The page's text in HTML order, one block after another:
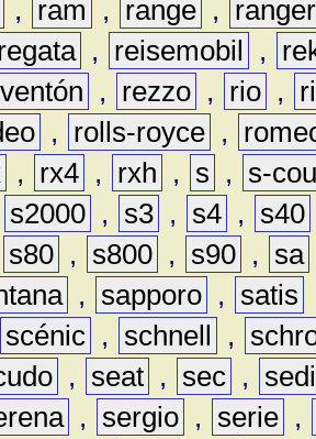
, ram , range ,
ranger
, reisemobil ,
, rezzo , rio ,
, rolls-royce ,
, rx4 , rxh , s ,
s-
s2000 , s3 , s4 , s40
s80 , s800 , s90 , sa
, sapporo , satis
scénic , schnell ,
, seat , sec ,
, sergio , serie ,